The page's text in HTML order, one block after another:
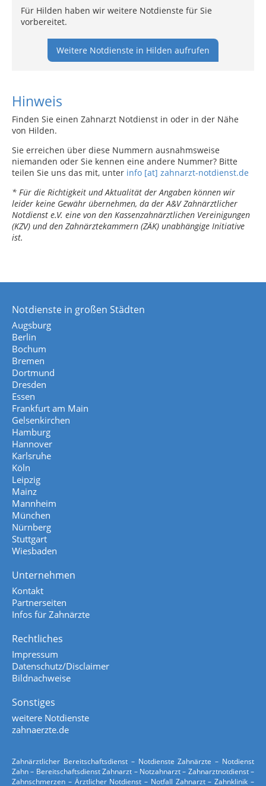
Für Hilden haben wir weitere Notdienste für Sie
vorbereitet.
Weitere Notdienste in Hilden aufrufen
Hinweis
Finden Sie einen Zahnarzt Notdienst in oder in der Nähe
von Hilden.
Sie erreichen über diese Nummern ausnahmsweise
niemanden oder Sie kennen eine andere Nummer? Bitte
teilen Sie uns das mit, unter info [at] zahnarzt-notdienst.de
* Für die Richtigkeit und Aktualität der Angaben können wir
leider keine Gewähr übernehmen, da der A&V Zahnärztlicher
Notdienst e.V. eine von den Kassenzahnärztlichen Vereinigungen
(KZV) und den Zahnärztekammern (ZÄK) unabhängige Initiative
ist.
Notdienste in großen Städten
Augsburg
Berlin
Bochum
Bremen
Dortmund
Dresden
Essen
Frankfurt am Main
Gelsenkirchen
Hamburg
Hannover
Karlsruhe
Köln
Leipzig
Mainz
Mannheim
München
Nürnberg
Stuttgart
Wiesbaden
Unternehmen
Kontakt
Partnerseiten
Infos für Zahnärzte
Rechtliches
Impressum
Datenschutz/Disclaimer
Bildnachweise
Sonstiges
weitere Notdienste
zahnaerzte.de
Zahnärztlicher Bereitschaftsdienst – Notdienste Zahnärzte – Notdienst
Zahn – Bereitschaftsdienst Zahnarzt – Notzahnarzt – Zahnarztnotdienst –
Zahnschmerzen – Ärztlicher Notdienst – Notfall Zahnarzt – Zahnklinik –